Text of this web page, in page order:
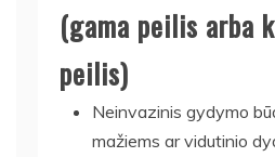
(gama peilis arba
peilis)
Neinvazinis gydymo
mažiems ar vidutinio